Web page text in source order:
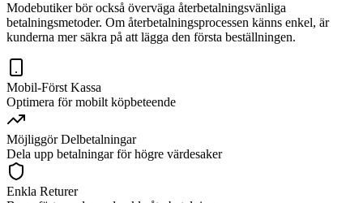
Modebutiker bör också överväga återbetalningsvänliga
betalningsmetoder. Om återbetalningsprocessen känns enkel, är
kunderna mer säkra på att lägga den första beställningen.
Mobil-Först Kassa
Optimera för mobilt köpbeteende
Möjliggör Delbetalningar
Dela upp betalningar för högre värdesaker
Enkla Returer